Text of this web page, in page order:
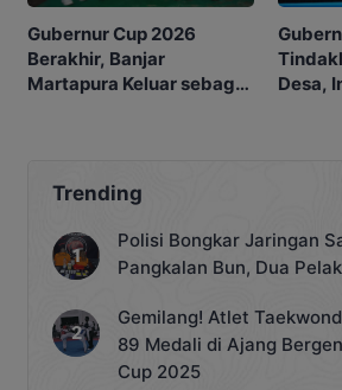
Gubernur Cup 2026
Berakhir, Banjar
Martapura Keluar sebagai
Desa,
Trending
Polisi Bongkar Jaringan
Pangkalan Bun, Dua
Gemilang! Atlet
89 Medali di Ajang
Cup 2025